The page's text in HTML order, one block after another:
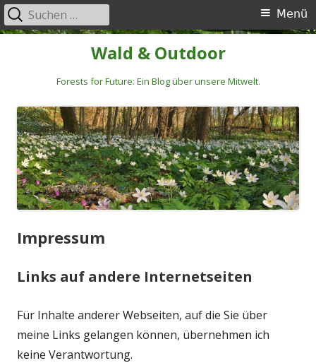
Wald & Outdoor
Forests for Future: Ein Blog über unsere Mitwelt.
Primäres
Menü
Suchen
nach:
Impressum
Links auf andere Internetseiten
Für Inhalte anderer Webseiten, auf die Sie über
meine Links gelangen können, übernehmen ich
keine Verantwortung.